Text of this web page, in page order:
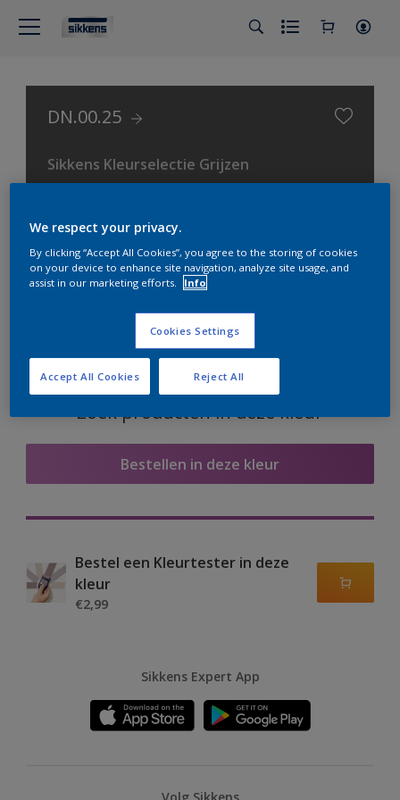
DN.00.25
Sikkens Kleurselectie Grijzen
Zoek producten in deze kleur
Bestellen in deze kleur
Bestel een Kleurtester in deze
kleur
€2,99
Sikkens Expert App
We respect your privacy.
By clicking “Accept All Cookies”, you agree to the storing of cookies
on your device to enhance site navigation, analyze site usage, and
assist in our marketing efforts.
Info
Cookies Settings
Reject All
Accept All Cookies